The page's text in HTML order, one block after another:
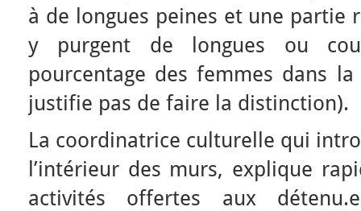
à de longues peines et une partie
y purgent de longues ou
pourcentage des femmes dans
justifie pas de faire la distinction).
La coordinatrice culturelle qui
l’intérieur des murs, explique
activités offertes aux